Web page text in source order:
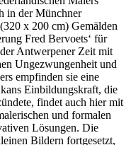
in der Münchner
x 200 cm) Gemälden
Fred Bervoets‘ für
Antwerpener Zeit mit
Ungezwungenheit und
empfinden sie eine
Einbildungskraft, die
findet auch hier mit
und formalen
Lösungen. Die
Bildern fortgesetzt,